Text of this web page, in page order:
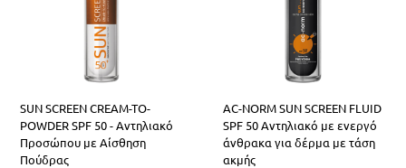
SUN SCREEN CREAM-TO-
POWDER SPF 50 - Αντηλιακό
Προσώπου με Αίσθηση
Πούδρας
AC-NORM SUN SCREEN FLUID
SPF 50 Αντηλιακό με ενεργό
άνθρακα για δέρμα με τάση
ακμής